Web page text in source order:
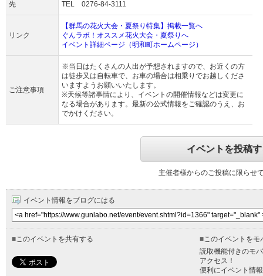
先
TEL 0276-84-3111
リンク
【群馬の花火大会・夏祭り特集】掲載一覧へ
ぐんラボ！オススメ花火大会・夏祭りへ
イベント詳細ページ（明和町ホームページ）
ご注意事項
※当日はたくさんの人出が予想されますので、お近くの方
は徒歩又は自転車で、お車の場合は相乗りでお越しくださ
いますようお願いいたします。
※天候等諸事情により、イベントの開催情報などは変更に
なる場合があります。最新の公式情報をご確認のうえ、お
でかけください。
イベントを投稿
主催者様からのご投稿に限らせ
イベント情報をブログにはる
■このイベントを共有する ■このイベントをモ
読取機能付きのモ
アクセス！
便利にイベント情